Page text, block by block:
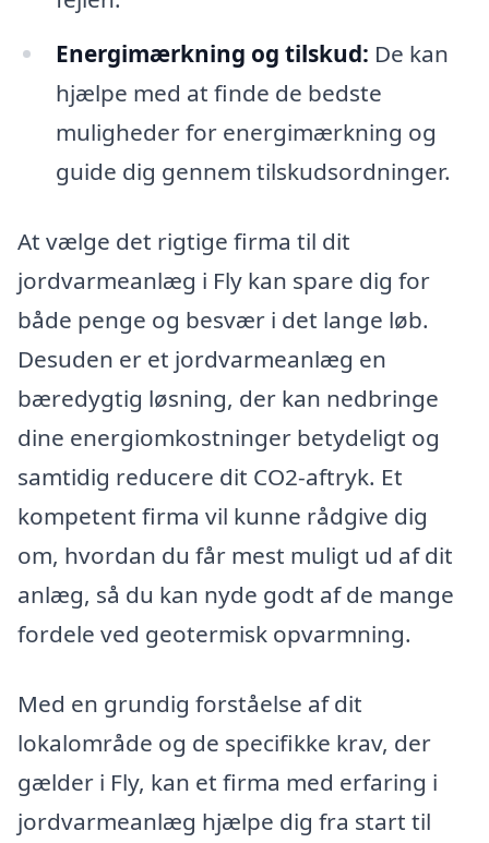
Energimærkning og tilskud: De kan
hjælpe med at finde de bedste
muligheder for energimærkning og
guide dig gennem tilskudsordninger.
At vælge det rigtige firma til dit
jordvarmeanlæg i Fly kan spare dig for
både penge og besvær i det lange løb.
Desuden er et jordvarmeanlæg en
bæredygtig løsning, der kan nedbringe
dine energiomkostninger betydeligt og
samtidig reducere dit CO2-aftryk. Et
kompetent firma vil kunne rådgive dig
om, hvordan du får mest muligt ud af dit
anlæg, så du kan nyde godt af de mange
fordele ved geotermisk opvarmning.
Med en grundig forståelse af dit
lokalområde og de specifikke krav, der
gælder i Fly, kan et firma med erfaring i
jordvarmeanlæg hjælpe dig fra start til